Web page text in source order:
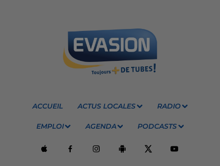
ACCUEIL ACTUS LOCALES RADIO
EMPLOI AGENDA PODCASTS